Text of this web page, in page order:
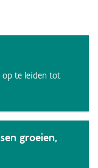
op te leiden tot
groeien,